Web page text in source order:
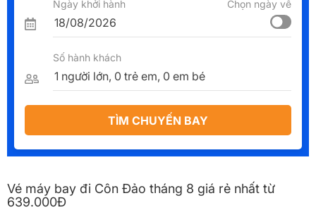
Ngày khởi hành Chọn ngày về
Số hành khách
TÌM CHUYẾN BAY
Vé máy bay đi Côn Đảo tháng 8 giá rẻ nhất từ
639.000Đ